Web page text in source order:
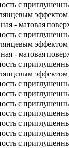
с
эффектом
- матовая
с
эффектом
- матовая
с
эффектом
с
с
с
с
с
с
с